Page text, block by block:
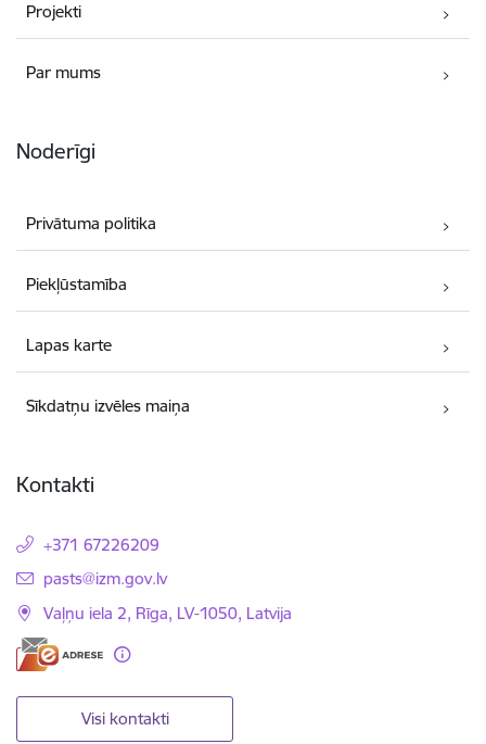
Projekti
Par mums
Noderīgi
Privātuma politika
Piekļūstamība
Lapas karte
Sīkdatņu izvēles maiņa
Kontakti
+371 67226209
E-pasts:
pasts@izm.gov.lv
Vaļņu iela 2, Rīga, LV-1050, Latvija
Visi kontakti